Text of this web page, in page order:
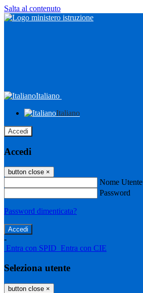
Salta al contenuto
Italiano
Italiano
Accedi
Accedi
button close ×
Nome Utente
Password
Password dimenticata?
-
Entra con SPID Entra con CIE
Seleziona utente
button close ×